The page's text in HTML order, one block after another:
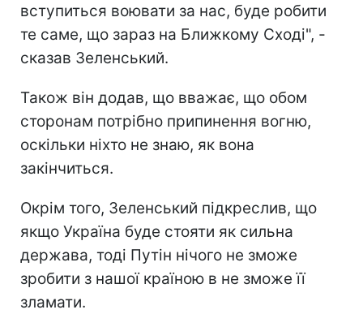
вступиться воювати за нас, буде робити
те саме, що зараз на Ближкому Сході", -
сказав Зеленський.
Також він додав, що вважає, що обом
сторонам потрібно припинення вогню,
оскільки ніхто не знаю, як вона
закінчиться.
Окрім того, Зеленський підкреслив, що
якщо Україна буде стояти як сильна
держава, тоді Путін нічого не зможе
зробити з нашої країною в не зможе її
зламати.